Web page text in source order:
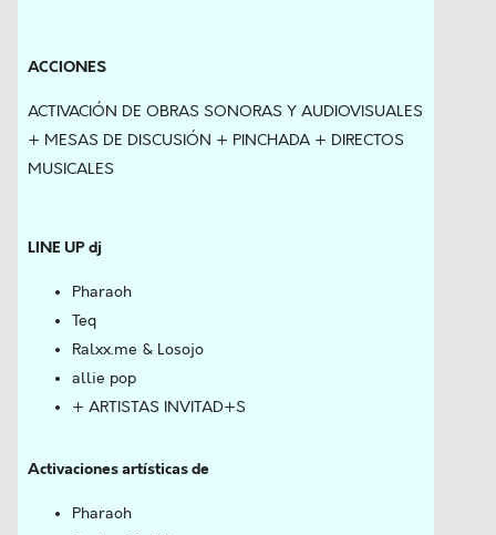
ACCIONES
ACTIVACIÓN DE OBRAS SONORAS Y AUDIOVISUALES
+ MESAS DE DISCUSIÓN + PINCHADA + DIRECTOS
MUSICALES
LINE UP dj
Pharaoh
Teq
Ralxx.me & Losojo
allie pop
+ ARTISTAS INVITAD+S
Activaciones artísticas de
Pharaoh